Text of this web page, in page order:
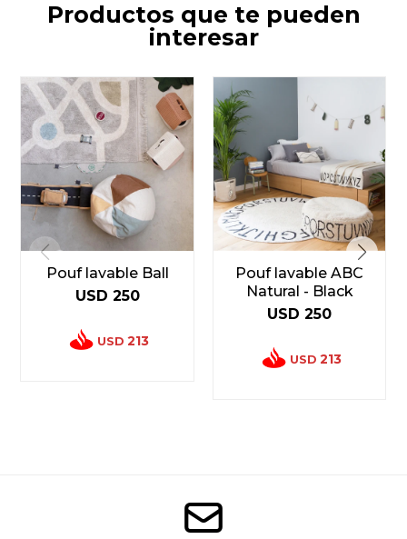
Productos que te pueden
interesar
Pouf lavable Ball
USD 250
USD 213
Pouf lavable ABC
Natural - Black
USD 250
USD 213